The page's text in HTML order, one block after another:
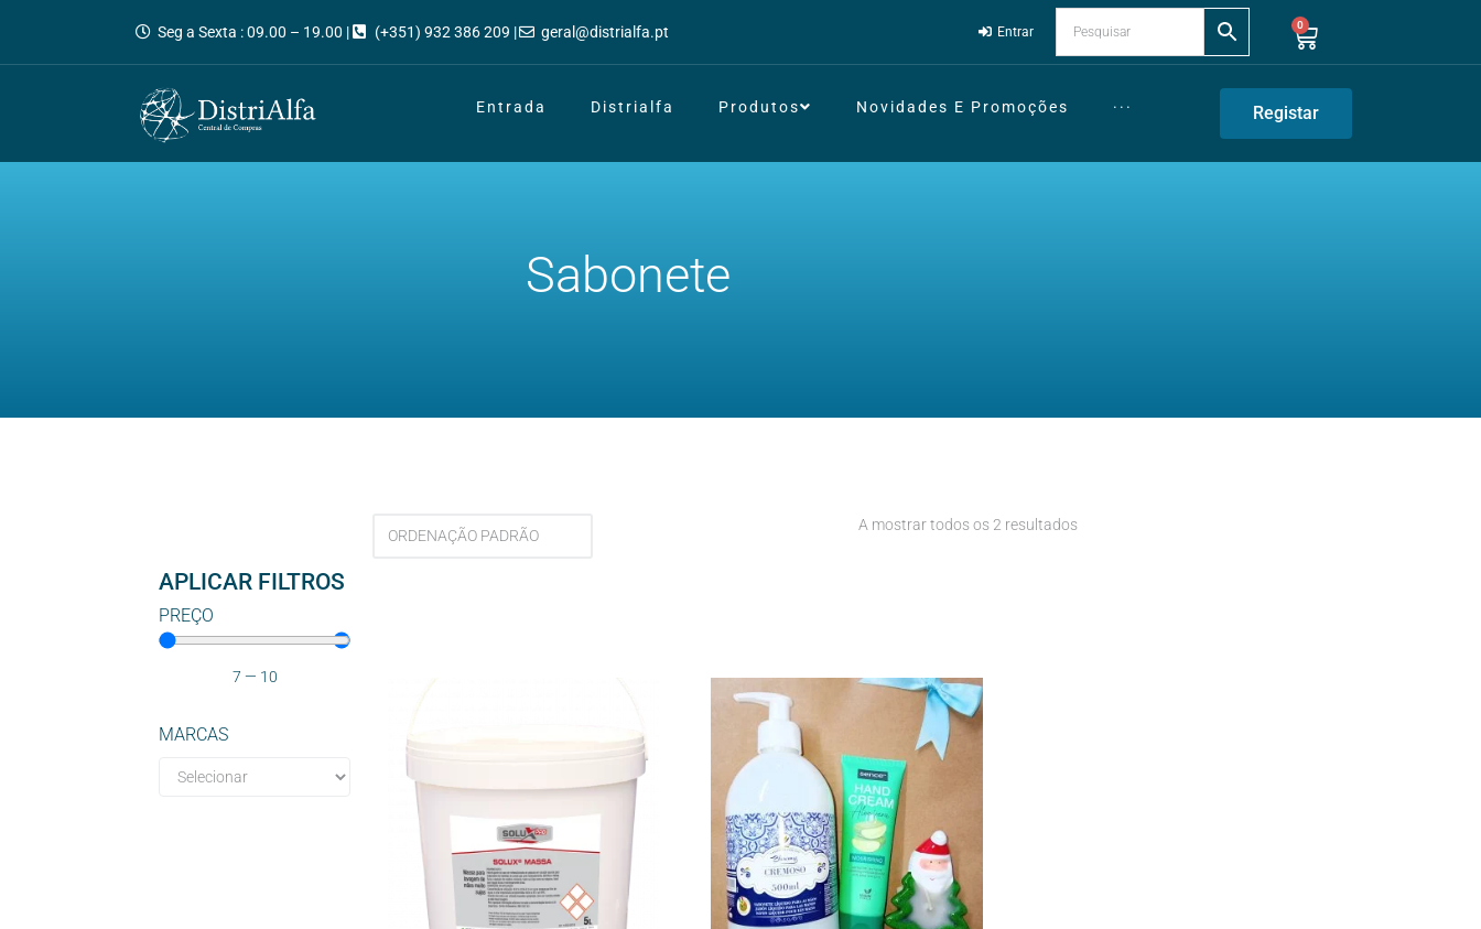
Seg a Sexta : 09.00 – 19.00 | (+351) 932 386 209 | geral@distrialfa.pt Entrar 0
Entrada Distrialfa Produtos Novidades E Promoções ··· Registar
Sabonete
APLICAR FILTROS
PREÇO
7 — 10
MARCAS
A mostrar todos os 2 resultados